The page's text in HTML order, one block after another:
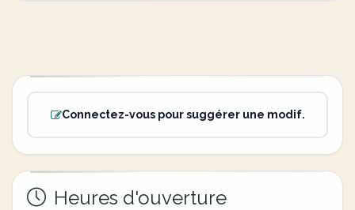
Connectez-vous pour suggérer une modif.
Heures d'ouverture